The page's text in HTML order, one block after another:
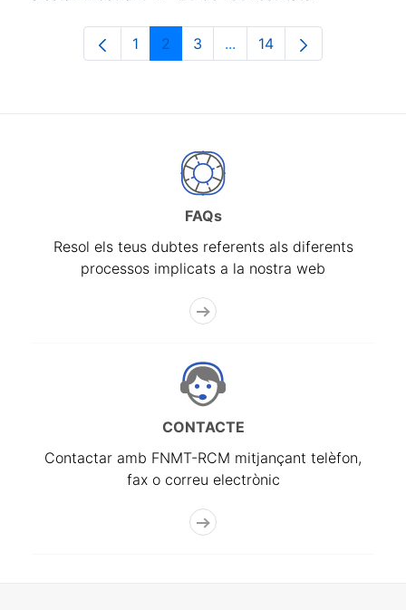
Pàgina
1 Pàgina
2 Pàgina
3 ...Pàgines intermèdies
Pàgina
14
FAQs
Resol els teus dubtes referents als diferents
processos implicats a la nostra web
CONTACTE
Contactar amb FNMT-RCM mitjançant telèfon,
fax o correu electrònic